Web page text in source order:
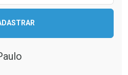
Ativar Desconto
Comprar sem Desconto